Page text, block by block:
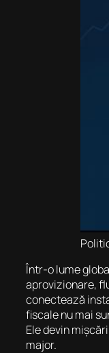
Într-o lume
aprovizionare,
conectează
fiscale nu mai
Ele devin
major.